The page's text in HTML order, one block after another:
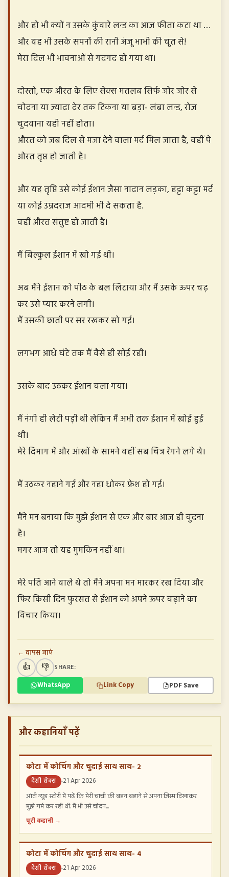
और हो भी क्यों न उसके कुंवारे लन्ड का आज फीता कटा था …
और वह भी उसके सपनों की रानी अंजू भाभी की चूत से!
मेरा दिल भी भावनाओं से गदगद हो गया था।
दोस्तो, एक औरत के लिए सेक्स मतलब सिर्फ जोर जोर से
चोदना या ज्यादा देर तक टिकना या बड़ा- लंबा लन्ड, रोज
चुदवाना यही नहीं होता।
औरत को जब दिल से मजा देने वाला मर्द मिल जाता है, वहीं पे
औरत तृप्त हो जाती है।
और यह तृप्ति उसे कोई ईशान जैसा नादान लड़का, हट्टा कट्टा मर्द
या कोई उम्रदराज आदमी भी दे सकता है.
वहीं औरत संतुष्ट हो जाती है।
मैं बिल्कुल ईशान में खो गई थी।
अब मैंने ईशान को पीठ के बल लिटाया और मैं उसके ऊपर चढ़
कर उसे प्यार करने लगी।
मैं उसकी छाती पर सर रखकर सो गई।
लगभग आधे घंटे तक मैं वैसे ही सोई रही।
उसके बाद उठकर ईशान चला गया।
मैं नंगी ही लेटी पड़ी थी लेकिन मैं अभी तक ईशान में खोई हुई
थी।
मेरे दिमाग में और आंखों के सामने वहीं सब चित्र रेंगने लगे थे।
मैं उठकर नहाने गई और नहा धोकर फ्रेश हो गई।
मैंने मन बनाया कि मुझे ईशान से एक और बार आज ही चुदना
है।
मगर आज तो यह मुमकिन नहीं था।
मेरे पति आने वाले थे तो मैंने अपना मन मारकर रख दिया और
फिर किसी दिन फुरसत से ईशान को अपने ऊपर चढ़ाने का
विचार किया।
← वापस जाएं
👍 👎 SHARE:
WhatsApp
Link Copy PDF Save
और कहानियाँ पढ़ें
कोटा में कोचिंग और चुदाई साथ साथ- 2
देसी सेक्स 21 Apr 2026
आंटी न्यूड स्टोरी में पढ़ें कि मेरी चाची की बहन बहाने से अपना जिस्म दिखाकर
मुझे गर्म कर रही थी. मैं भी उसे चोदन...
पूरी कहानी →
कोटा में कोचिंग और चुदाई साथ साथ- 4
देसी सेक्स 21 Apr 2026